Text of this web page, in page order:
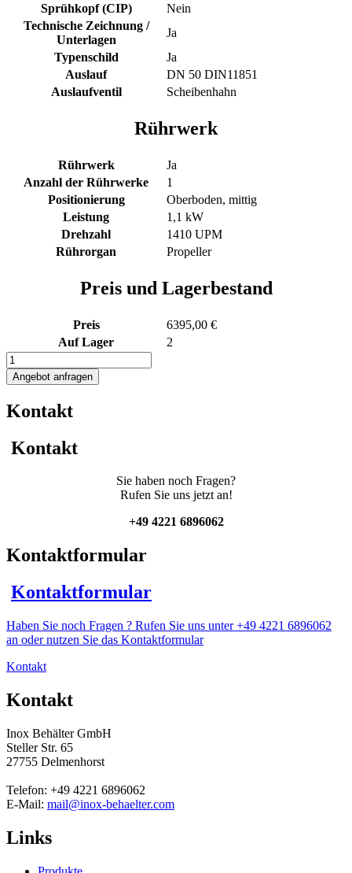
Sprühkopf (CIP)
Nein
Technische Zeichnung /
Unterlagen
Ja
Typenschild
Ja
Auslauf
DN 50 DIN11851
Auslaufventil
Scheibenhahn
Rührwerk
Rührwerk
Ja
Anzahl der Rührwerke
1
Positionierung
Oberboden, mittig
Leistung
1,1 kW
Drehzahl
1410 UPM
Rührorgan
Propeller
Preis und Lagerbestand
Preis
6395,00 €
Auf Lager
2
1500L
Edelstahl
Transportbehälter
Propellerrührwerk
Angebot anfragen
Kontakt
Kontakt
Sie haben noch Fragen?
Rufen Sie uns jetzt an!
+49 4221 6896062
Kontaktformular
Kontaktformular
Haben Sie noch Fragen ? Rufen Sie uns unter +49 4221 6896062
an oder nutzen Sie das Kontaktformular
Kontakt
Kontakt
Inox Behälter GmbH
Steller Str. 65
27755 Delmenhorst
Telefon: +49 4221 6896062
E-Mail: mail@inox-behaelter.com
Links